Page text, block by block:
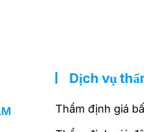
Dịch vụ
Thẩm định giá